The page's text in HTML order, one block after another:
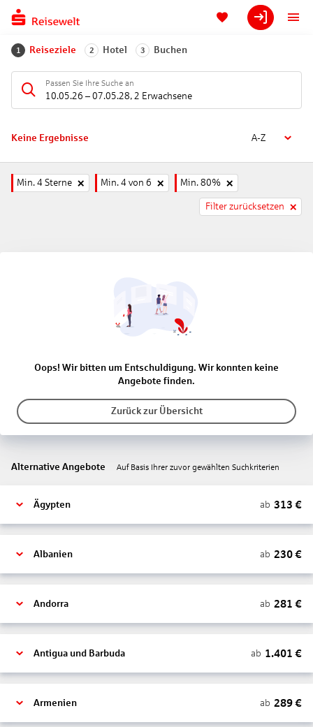
1 Reiseziele 2 Hotel 3 Buchen
Passen Sie Ihre Suche an
10.05.26 – 07.05.28, 2 Erwachsene
Keine Ergebnisse A-Z
Min. 4 Sterne Min. 4 von 6 Min. 80%
Filter zurücksetzen
Oops! Wir bitten um Entschuldigung. Wir konnten keine
Angebote finden.
Zurück zur Übersicht
Alternative Angebote Auf Basis Ihrer zuvor gewählten Suchkriterien
Ägypten ab 313 €
Albanien ab 230€
Andorra ab 281 €
Antigua und Barbuda ab 1.401 €
Armenien ab 289€